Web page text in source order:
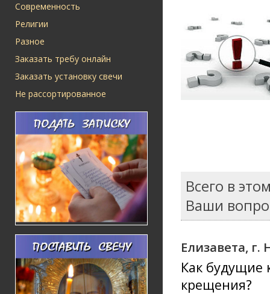
Современность
Религии
Разное
Заказать требу онлайн
Заказать установку свечи
Не рассортированное
Всего в
Ваши
Елизавета,
Как будущие
крещения?